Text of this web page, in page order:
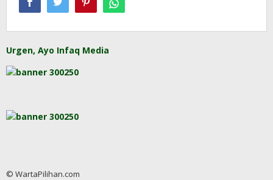
Urgen, Ayo Infaq Media
© WartaPilihan.com